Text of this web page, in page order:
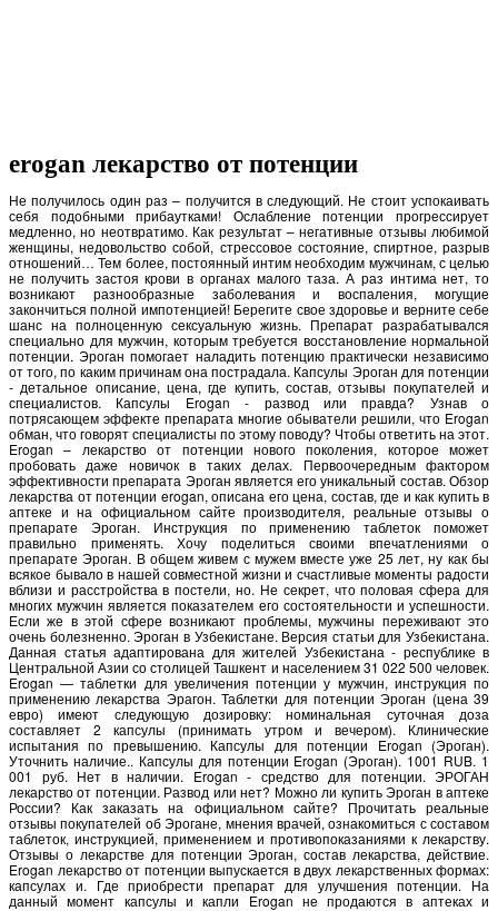
erogan лекарство от потенции
Не получилось один раз – получится в следующий. Не стоит успокаивать
себя подобными прибаутками! Ослабление потенции прогрессирует
медленно, но неотвратимо. Как результат – негативные отзывы любимой
женщины, недовольство собой, стрессовое состояние, спиртное, разрыв
отношений… Тем более, постоянный интим необходим мужчинам, с целью
не получить застоя крови в органах малого таза. А раз интима нет, то
возникают разнообразные заболевания и воспаления, могущие
закончиться полной импотенцией! Берегите свое здоровье и верните себе
шанс на полноценную сексуальную жизнь. Препарат разрабатывался
специально для мужчин, которым требуется восстановление нормальной
потенции. Эроган помогает наладить потенцию практически независимо
от того, по каким причинам она пострадала. Капсулы Эроган для потенции
- детальное описание, цена, где купить, состав, отзывы покупателей и
специалистов. Капсулы Erogan - развод или правда? Узнав о
потрясающем эффекте препарата многие обыватели решили, что Erogan
обман, что говорят специалисты по этому поводу? Чтобы ответить на этот.
Erogan – лекарство от потенции нового поколения, которое может
пробовать даже новичок в таких делах. Первоочередным фактором
эффективности препарата Эроган является его уникальный состав. Обзор
лекарства от потенции erogan, описана его цена, состав, где и как купить в
аптеке и на официальном сайте производителя, реальные отзывы о
препарате Эроган. Инструкция по применению таблеток поможет
правильно применять. Хочу поделиться своими впечатлениями о
препарате Эроган. В общем живем с мужем вместе уже 25 лет, ну как бы
всякое бывало в нашей совместной жизни и счастливые моменты радости
вблизи и расстройства в постели, но. Не секрет, что половая сфера для
многих мужчин является показателем его состоятельности и успешности.
Если же в этой сфере возникают проблемы, мужчины переживают это
очень болезненно. Эроган в Узбекистане. Версия статьи для Узбекистана.
Данная статья адаптирована для жителей Узбекистана - республике в
Центральной Азии со столицей Ташкент и населением 31 022 500 человек.
Erogan — таблетки для увеличения потенции у мужчин, инструкция по
применению лекарства Эрагон. Таблетки для потенции Эроган (цена 39
евро) имеют следующую дозировку: номинальная суточная доза
составляет 2 капсулы (принимать утром и вечером). Клинические
испытания по превышению. Капсулы для потенции Erogan (Эроган).
Уточнить наличие.. Капсулы для потенции Erogan (Эроган). 1001 RUB. 1
001 руб. Нет в наличии. Erogan - средство для потенции. ЭРОГАН
лекарство от потенции. Развод или нет? Можно ли купить Эроган в аптеке
России? Как заказать на официальном сайте? Прочитать реальные
отзывы покупателей об Эрогане, мнения врачей, ознакомиться с составом
таблеток, инструкцией, применением и противопоказаниями к лекарству.
Отзывы о лекарстве для потенции Эроган, состав лекарства, действие.
Erogan лекарство от потенции выпускается в двух лекарственных формах:
капсулах и. Где приобрести препарат для улучшения потенции. На
данный момент капсулы и капли Erogan не продаются в аптеках и